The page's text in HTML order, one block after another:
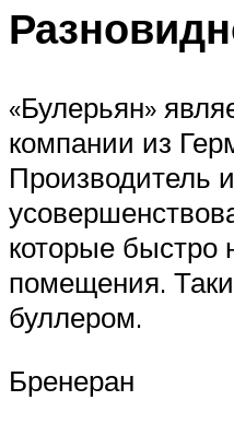
«Булерьян»
компании из
Производитель
которые быстро
помещения.
буллером.
Бренеран